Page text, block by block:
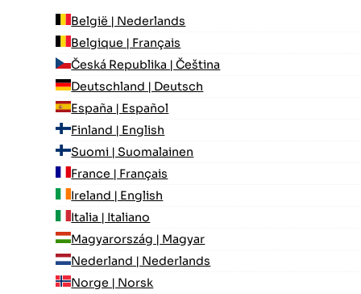
België | Nederlands
Belgique | Français
Česká Republika | Čeština
Deutschland | Deutsch
España | Español
Finland | English
Suomi | Suomalainen
France | Français
Ireland | English
Italia | Italiano
Magyarország | Magyar
Nederland | Nederlands
Norge | Norsk